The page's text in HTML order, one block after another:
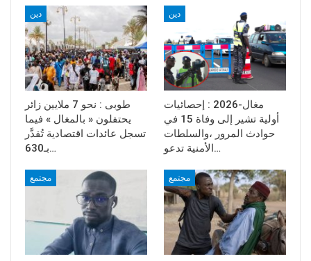
دين
طوبى : نحو 7 ملايين زائر
يحتفلون « بالمغال » فيما
تسجل عائدات اقتصادية تُقدَّر
بـ630…
دين
مغال-2026 : إحصائيات
أولية تشير إلى وفاة 15 في
حوادث المرور ،والسلطات
الأمنية تدعو…
مجتمع مجتمع